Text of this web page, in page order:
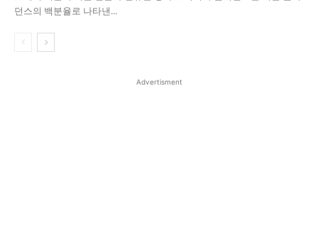
던스의 백분율로 나타낸...
Advertisment